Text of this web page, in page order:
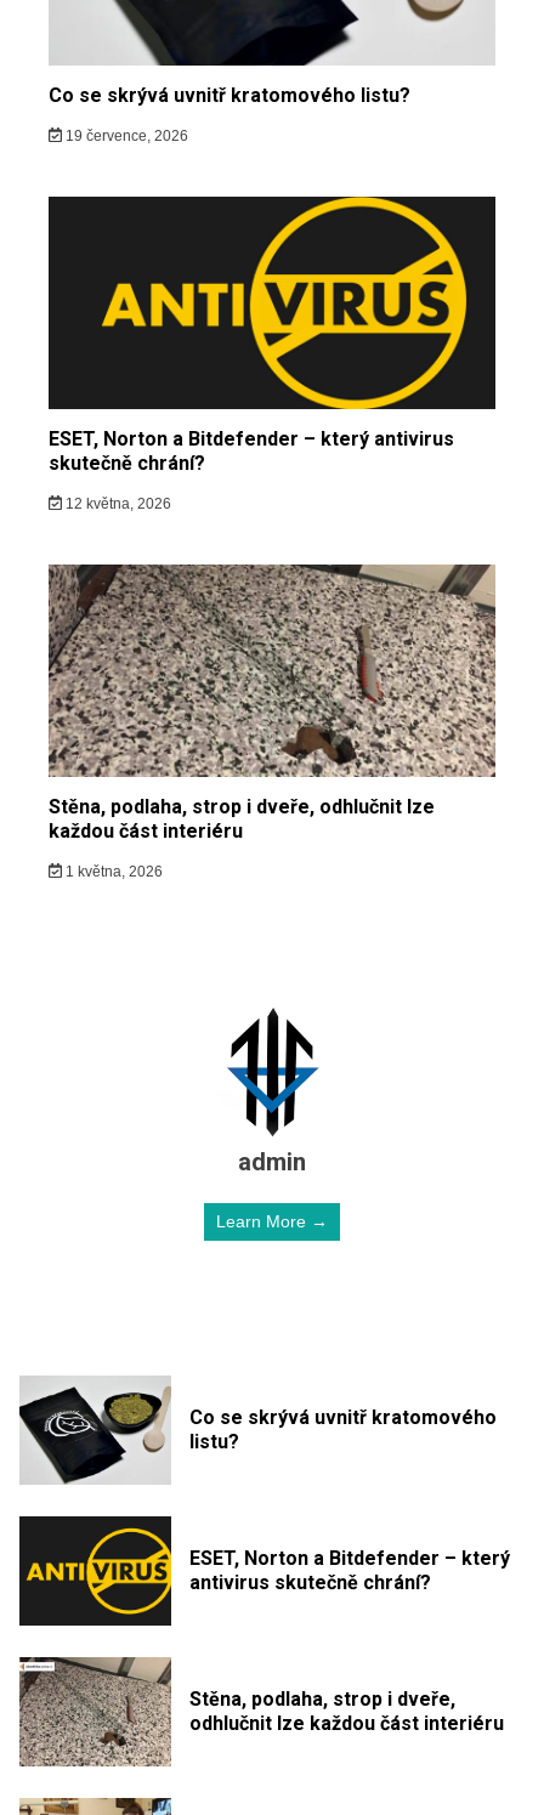
Co se skrývá uvnitř kratomového listu?
19 července, 2026
ESET, Norton a Bitdefender – který antivirus
skutečně chrání?
12 května, 2026
Stěna, podlaha, strop i dveře, odhlučnit lze
každou část interiéru
1 května, 2026
admin
Learn More →
Co se skrývá uvnitř kratomového
listu?
ESET, Norton a Bitdefender – který
antivirus skutečně chrání?
Stěna, podlaha, strop i dveře,
odhlučnit lze každou část interiéru